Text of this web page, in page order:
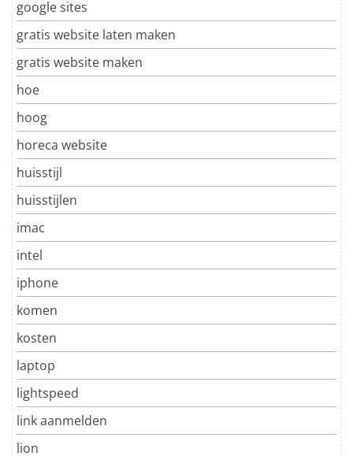
google sites
gratis website laten maken
gratis website maken
hoe
hoog
horeca website
huisstijl
huisstijlen
imac
intel
iphone
komen
kosten
laptop
lightspeed
link aanmelden
lion